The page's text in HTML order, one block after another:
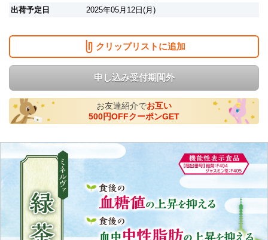
出荷予定日
2025年05月12日(月)
クリップリストに追加
申し込み受付期間外
お友達紹介でお互い
500円OFFクーポンGET